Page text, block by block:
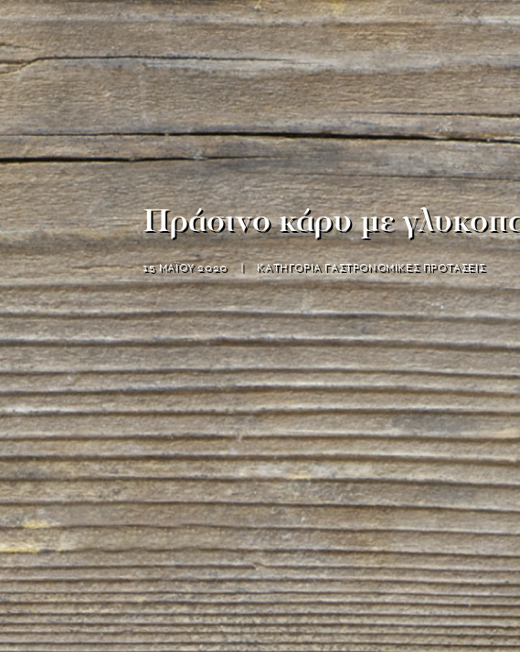
Πράσινο κάρυ με
15 ΜΑΪΟΥ 2020 | ΚΑΤΗΓΟΡΙΑΓΑΣΤΡΟΝΟΜΙΚΕΣ ΠΡΟΤΑΣΕΙΣ